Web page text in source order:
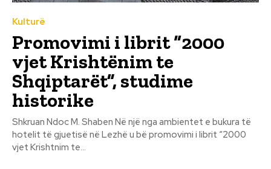
Kulturë
Promovimi i librit “2000
vjet Krishtënim te
Shqiptarët”, studime
historike
Shkruan Ndoc M. Shaben Në një nga ambientet e bukura të
hotelit të gjuetisë në Lezhë u bë promovimi i librit “2000
vjet Krishtnim te...